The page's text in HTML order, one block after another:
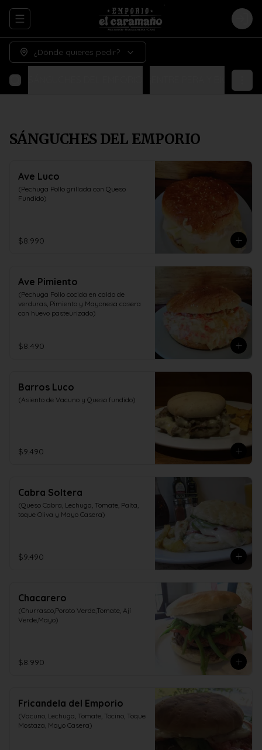
Abrir menu de navegación Login
¿Dónde quieres pedir?
SÁNGUCHES DEL EMPORIO
Ave Luco
(Pechuga Pollo grillada con Queso
Fundido)
$8.990
Ave Pimiento
(Pechuga Pollo cocida en caldo de
verduras, Pimiento y Mayonesa casera
con huevo pasteurizado)
$8.490
Barros Luco
(Asiento de Vacuno y Queso fundido)
$9.490
Cabra Soltera
(Queso Cabra, Lechuga, Tomate, Palta,
toque Oliva y Mayo Casera)
$9.490
Chacarero
(Churrasco,Poroto Verde,Tomate, Ají
Verde,Mayo)
$8.990
Fricandela del Emporio
(Vacuno, Lechuga, Tomate, Tocino, Toque
Mostaza, Mayo Casera)